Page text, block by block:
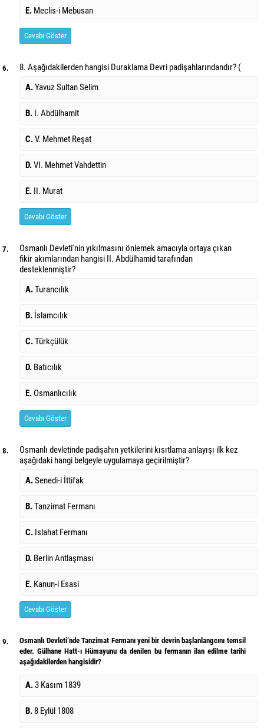
E. Meclis-i Mebusan
Cevabı Göster
6.
8. Aşağıdakilerden hangisi Duraklama Devri padişahlarındandır? (
A.Yavuz Sultan Selim
B. I. Abdülhamit
C.V. Mehmet Reşat
D.VI. Mehmet Vahdettin
E. II. Murat
Cevabı Göster
7.
Osmanlı Devleti'nin yıkılmasını önlemek amacıyla ortaya çıkan
fikir akımlarından hangisi II. Abdülhamid tarafından
desteklenmiştir?
A.Turancılık
B. İslamcılık
C.Türkçülük
D. Batıcılık
E. Osmanlıcılık
Cevabı Göster
8.
Osmanlı devletinde padişahın yetkilerini kısıtlama anlayışı ilk kez
aşağıdaki hangi belgeyle uygulamaya geçirilmiştir?
A.Senedi-i İttifak
B.Tanzimat Fermanı
C. Islahat Fermanı
D. Berlin Antlaşması
E. Kanun-i Esasi
Cevabı Göster
9.
Osmanlı Devleti’nde Tanzimat Fermanı yeni bir devrin başlanlangcını temsil
eder. Gülhane Hatt-ı Hümayunu da denilen bu fermanın ilan edilme tarihi
aşağıdakilerden hangisidir?
A.3 Kasım 1839
B. 8 Eylül 1808